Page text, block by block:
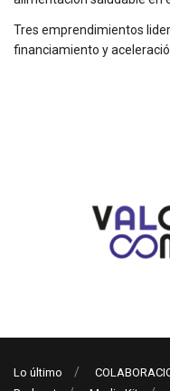
Tres emprendimientos
financiamiento y
Lo último